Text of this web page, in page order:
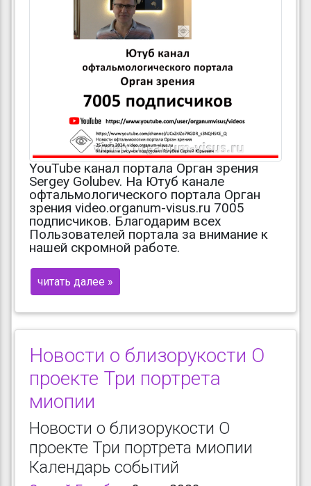
YouTube канал портала Орган зрения
Sergey Golubev. На Ютуб канале
офтальмологического портала Орган
зрения video.organum-visus.ru 7005
подписчиков. Благодарим всех
Пользователей портала за внимание к
нашей скромной работе.
читать далее »
Новости о близорукости О
проекте Три портрета
миопии
Новости о близорукости О
проекте Три портрета миопии
Календарь событий